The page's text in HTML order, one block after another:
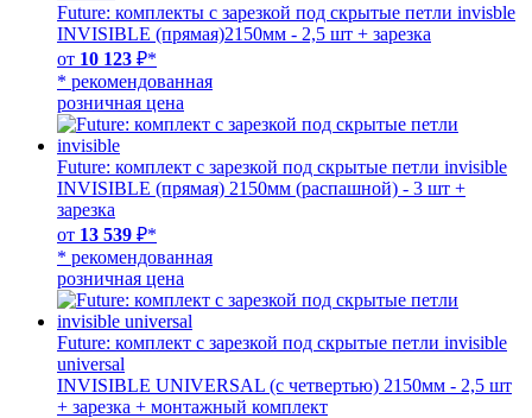
Future: комплекты с зарезкой под скрытые петли invisble
INVISIBLE (прямая)2150мм - 2,5 шт + зарезка
от 10 123 ₽*
* рекомендованная
розничная цена
Future: комплект с зарезкой под скрытые петли invisible
INVISIBLE (прямая) 2150мм (распашной) - 3 шт +
зарезка
от 13 539 ₽*
* рекомендованная
розничная цена
Future: комплект с зарезкой под скрытые петли invisible
universal
INVISIBLE UNIVERSAL (с четвертью) 2150мм - 2,5 шт
+ зарезка + монтажный комплект